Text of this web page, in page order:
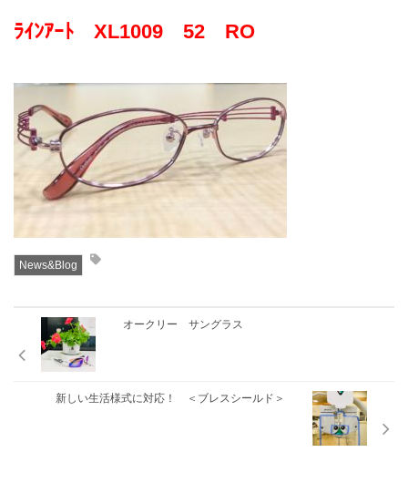
ﾗｲﾝｱｰﾄ XL1009 52 RO
News&Blog
オークリー サングラス
新しい生活様式に対応！ ＜ブレスシールド＞